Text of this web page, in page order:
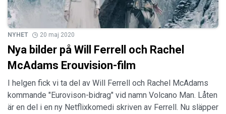
NYHET 20 maj 2020
Nya bilder på Will Ferrell och Rachel
McAdams Erouvision-film
I helgen fick vi ta del av Will Ferrell och Rachel McAdams
kommande "Eurovison-bidrag" vid namn Volcano Man. Låten
är en del i en ny Netflixkomedi skriven av Ferrell. Nu släpper